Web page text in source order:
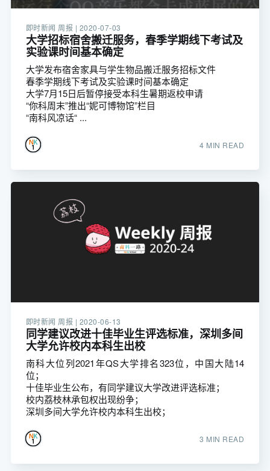
即时新闻 周报 | 2020-07-03
大学招标宿舍搬迁服务，春季学期线下考试及
实验课时间基本确定
大学发布宿舍家具与学生物品搬迁服务招标文件
春季学期线下考试及实验课时间基本确定
大学7月15日后暂停接受本科生暑期返校申请
“你科周末”推出“妮可博物馆”栏目
“南科风凉话“ ...
4 MIN READ
即时新闻 周报 | 2020-06-13
同学建议改进十佳毕业生评选标准，深圳多间
大学允许校内本科生出校
南科大位列2021年QS大学排名323位，中国大陆14
位；
十佳毕业生公布，有同学建议大学改进评选标准；
校内荔枝林承包权出现纷争；
深圳多间大学允许校内本科生出校；
3 MIN READ